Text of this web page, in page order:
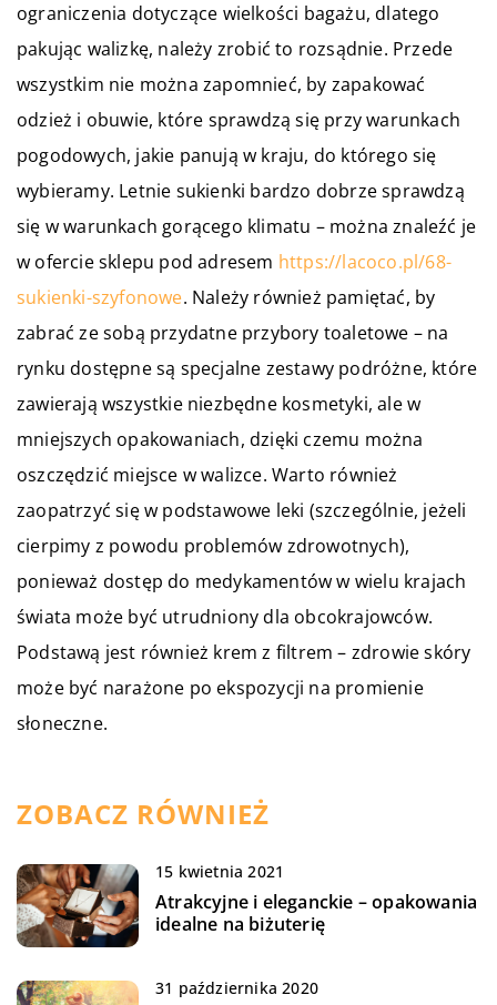
ograniczenia dotyczące wielkości bagażu, dlatego
pakując walizkę, należy zrobić to rozsądnie. Przede
wszystkim nie można zapomnieć, by zapakować
odzież i obuwie, które sprawdzą się przy warunkach
pogodowych, jakie panują w kraju, do którego się
wybieramy. Letnie sukienki bardzo dobrze sprawdzą
się w warunkach gorącego klimatu – można znaleźć je
w ofercie sklepu pod adresem https://lacoco.pl/68-
sukienki-szyfonowe. Należy również pamiętać, by
zabrać ze sobą przydatne przybory toaletowe – na
rynku dostępne są specjalne zestawy podróżne, które
zawierają wszystkie niezbędne kosmetyki, ale w
mniejszych opakowaniach, dzięki czemu można
oszczędzić miejsce w walizce. Warto również
zaopatrzyć się w podstawowe leki (szczególnie, jeżeli
cierpimy z powodu problemów zdrowotnych),
ponieważ dostęp do medykamentów w wielu krajach
świata może być utrudniony dla obcokrajowców.
Podstawą jest również krem z filtrem – zdrowie skóry
może być narażone po ekspozycji na promienie
słoneczne.
ZOBACZ RÓWNIEŻ
15 kwietnia 2021
Atrakcyjne i eleganckie – opakowania
idealne na biżuterię
31 października 2020